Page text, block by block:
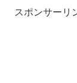
スポンサーリ